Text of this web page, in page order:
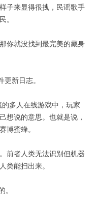
子来显得很拽，民谣歌手
。
你就没找到最完美的藏身
新日志。
多人在线游戏中，玩家
想说的意思。也就是说，
博蜜蜂。
前者人类无法识别但机器
类能扫出来。